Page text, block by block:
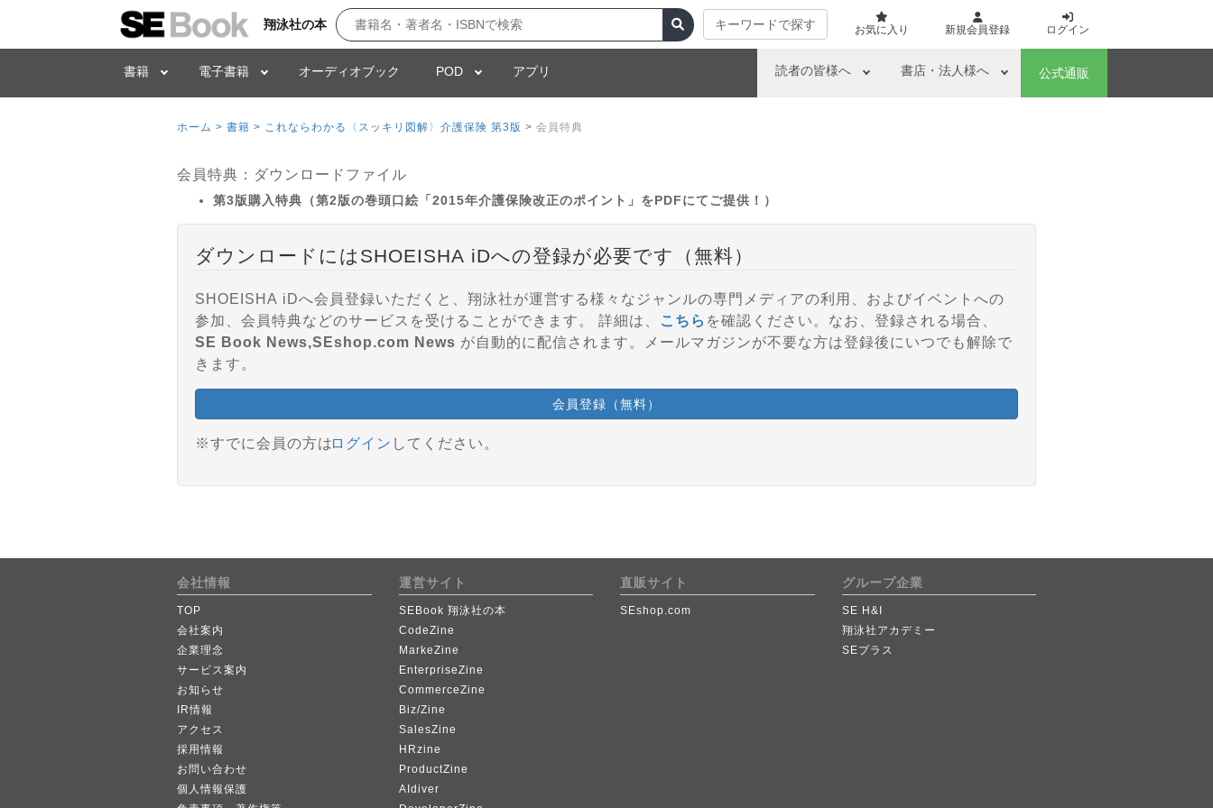
翔泳社の本 キーワードで探す お気に入り 新規会員登録 ログイン
書籍 電子書籍 オーディオブック POD アプリ 読者の皆様へ 書店・法人様へ 公式通販
ホーム > 書籍 > これならわかる〈スッキリ図解〉介護保険 第3版 > 会員特典
会員特典：ダウンロードファイル
第3版購入特典（第2版の巻頭口絵「2015年介護保険改正のポイント」をPDFにてご提供！）
ダウンロードにはSHOEISHA iDへの登録が必要です（無料）
SHOEISHA iDへ会員登録いただくと、翔泳社が運営する様々なジャンルの専門メディアの利用、およびイベントへの
参加、会員特典などのサービスを受けることができます。 詳細は、
こちら を確認ください。なお、登録される場合、
SE Book News,SEshop.com News が自動的に配信されます。メールマガジンが不要な方は登録後にいつでも解除で
きます。
会員登録（無料）
※すでに会員の方はログイン してください。
会社情報
TOP
会社案内
企業理念
サービス案内
お知らせ
IR情報
アクセス
採用情報
お問い合わせ
個人情報保護
運営サイト
SEBook 翔泳社の本
CodeZine
MarkeZine
EnterpriseZine
CommerceZine
Biz/Zine
SalesZine
HRzine
ProductZine
AIdiver
直販サイト
SEshop.com
グループ企業
SE H&I
翔泳社アカデミー
SEプラス